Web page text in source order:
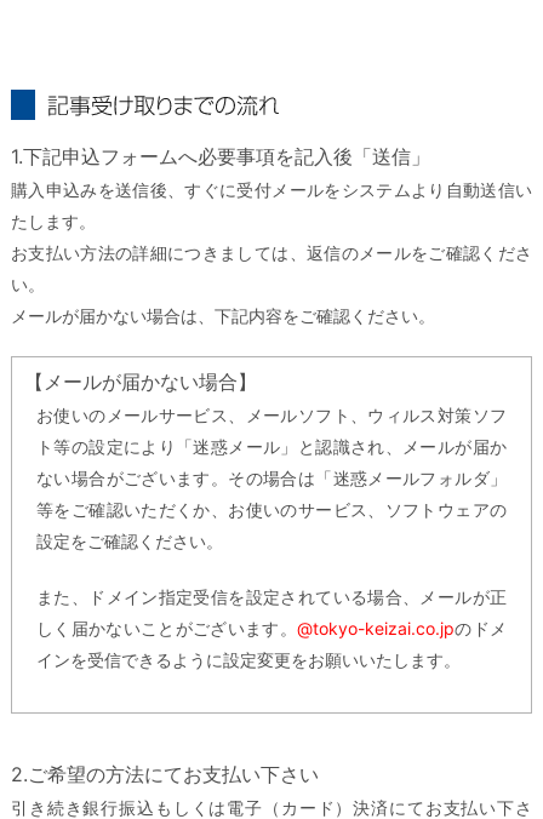
1.下記申込フォームへ必要事項を記入後「送信」
購入申込みを送信後、すぐに受付メールをシステムより自動送信い
たします。
お支払い方法の詳細につきましては、返信のメールをご確認くださ
い。
メールが届かない場合は、下記内容をご確認ください。
【メールが届かない場合】
お使いのメールサービス、メールソフト、ウィルス対策ソフ
ト等の設定により「迷惑メール」と認識され、メールが届か
ない場合がございます。その場合は「迷惑メールフォルダ」
等をご確認いただくか、お使いのサービス、ソフトウェアの
設定をご確認ください。
また、ドメイン指定受信を設定されている場合、メールが正
しく届かないことがございます。@tokyo-keizai.co.jpのドメ
インを受信できるように設定変更をお願いいたします。
2.ご希望の方法にてお支払い下さい
引き続き銀行振込もしくは電子（カード）決済にてお支払い下さ